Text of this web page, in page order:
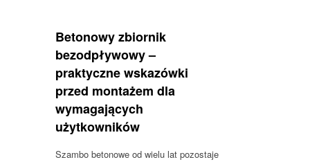
Betonowy zbiornik
bezodpływowy –
praktyczne wskazówki
przed montażem dla
wymagających
użytkowników
Szambo betonowe od wielu lat pozostaje